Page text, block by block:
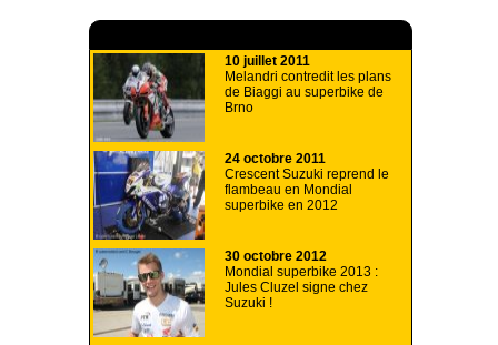
10 juillet 2011
Melandri contredit les plans
de Biaggi au superbike de
Brno
24 octobre 2011
Crescent Suzuki reprend le
flambeau en Mondial
superbike en 2012
30 octobre 2012
Mondial superbike 2013 :
Jules Cluzel signe chez
Suzuki !